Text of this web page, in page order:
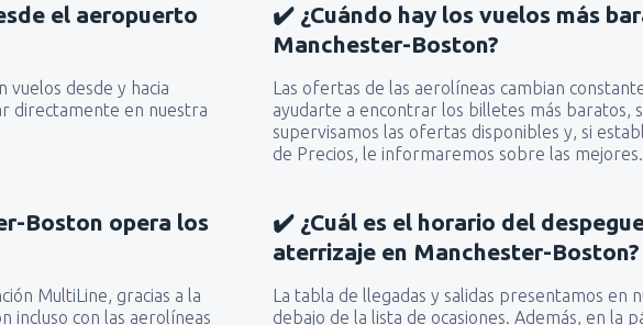
el aeropuerto
vuelos desde y hacia
directamente en nuestra
✔️ ¿Cuándo hay los vuelos más
Manchester-Boston?
Las ofertas de las aerolíneas cambian
ayudarte a encontrar los billetes más baratos,
supervisamos las ofertas disponibles y, si
de Precios, le informaremos sobre las mejores.
Boston opera los
MultiLine, gracias a la
incluso con las aerolíneas
✔️ ¿Cuál es el horario del
aterrizaje en Manchester-Boston?
La tabla de llegadas y salidas presentamos en
debajo de la lista de ocasiones. Además, en la